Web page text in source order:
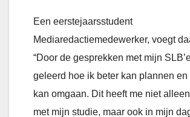
Een eerstejaarsstudent
Mediaredactiemedewerker, voegt
“Door de gesprekken met mijn
geleerd hoe ik beter kan plannen en
kan omgaan. Dit heeft me niet
met mijn studie, maar ook in mijn